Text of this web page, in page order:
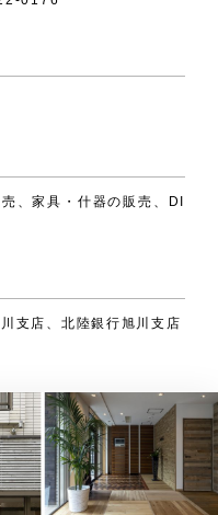
、家具・什器の販売、DI
支店、北陸銀行旭川支店